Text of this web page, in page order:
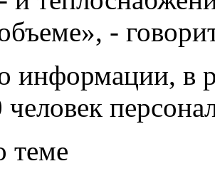
-
информации, в
человек
теме